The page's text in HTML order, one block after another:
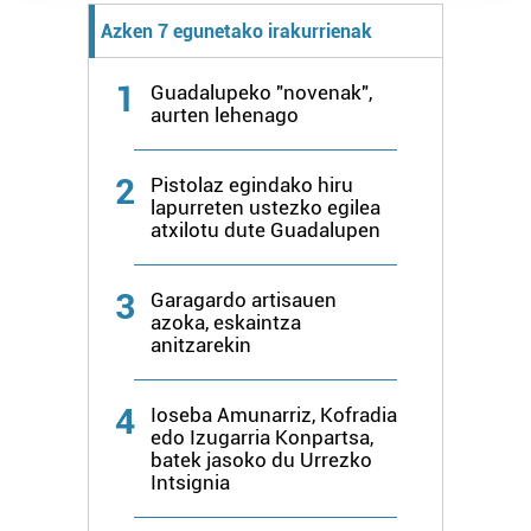
teknologia erabiliz, cookieak adibidez, iragarki eta eduki
neurtzeko, jendeari buruzko informazioa biltzeko eta
produktuak garatzeko. Zure datuak nork eta zertarako
erabiltzen dituen hauta dezakezu.
Bazkide batzuek ez dizute baimenik eskatzen, eta beren
interes komertzial legitimoetan babesten dira. Ikusi gure
bazkideen zerrenda, beren ustez zein helburutarako
duten interes legitimoa eta horren aurka nola egin
dezakezun ikusteko.
Lortu zure datu pertsonalak prozesatzeko moduari
buruzko informazio gehiago eta ezarri zure lehentasunak
datuen atalean. Edozein unetan alda edo ken dezakezu
zure baimena Cookieen adierazpenean.
Webgune honek cookie propioak eta hirugarrenen cookie-
Azken 7 egunetako irakurrienak
1
Guadalupeko "novenak",
aurten lehenago
2
Pistolaz egindako hiru
lapurreten ustezko egilea
atxilotu dute Guadalupen
3
Garagardo artisauen
azoka, eskaintza
anitzarekin
4
Ioseba Amunarriz, Kofradia
edo Izugarria Konpartsa,
batek jasoko du Urrezko
Intsignia